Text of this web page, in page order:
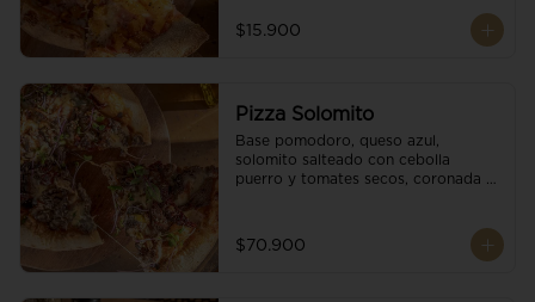
$15.900
Pizza Solomito
Base pomodoro, queso azul,
solomito salteado con cebolla
puerro y tomates secos, coronada
$70.900